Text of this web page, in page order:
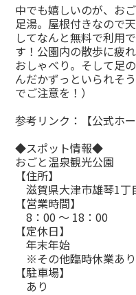
中でも嬉しいのが、お
足湯。屋根付きなので
してなんと無料で利用
す！公園内の散歩に疲
おしゃべり。そして足
んだかずっといられそ
でご注意を！）
参考リンク：
【公式ホ
◆スポット情報◆
おごと温泉観光公園
【住所】
滋賀県大津市雄琴1丁
【営業時間】
8：00 ～ 18：00
【定休日】
年末年始
※その他臨時休業あり
【駐車場】
あり